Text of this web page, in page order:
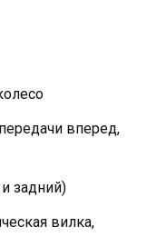
вперед,
задний)
вилка,